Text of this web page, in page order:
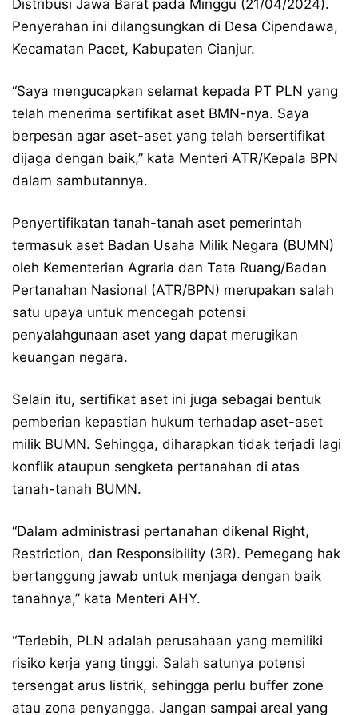
Distribusi Jawa Barat pada Minggu (21/04/2024).
Penyerahan ini dilangsungkan di Desa Cipendawa,
Kecamatan Pacet, Kabupaten Cianjur.
“Saya mengucapkan selamat kepada PT PLN yang
telah menerima sertifikat aset BMN-nya. Saya
berpesan agar aset-aset yang telah bersertifikat
dijaga dengan baik,” kata Menteri ATR/Kepala BPN
dalam sambutannya.
Penyertifikatan tanah-tanah aset pemerintah
termasuk aset Badan Usaha Milik Negara (BUMN)
oleh Kementerian Agraria dan Tata Ruang/Badan
Pertanahan Nasional (ATR/BPN) merupakan salah
satu upaya untuk mencegah potensi
penyalahgunaan aset yang dapat merugikan
keuangan negara.
Selain itu, sertifikat aset ini juga sebagai bentuk
pemberian kepastian hukum terhadap aset-aset
milik BUMN. Sehingga, diharapkan tidak terjadi lagi
konflik ataupun sengketa pertanahan di atas
tanah-tanah BUMN.
“Dalam administrasi pertanahan dikenal Right,
Restriction, dan Responsibility (3R). Pemegang hak
bertanggung jawab untuk menjaga dengan baik
tanahnya,” kata Menteri AHY.
“Terlebih, PLN adalah perusahaan yang memiliki
risiko kerja yang tinggi. Salah satunya potensi
tersengat arus listrik, sehingga perlu buffer zone
atau zona penyangga. Jangan sampai areal yang